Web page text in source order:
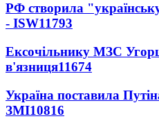
РФ створила
- ISW11793
Ексочільнику МЗС
в'язниця11674
Україна поставила
ЗМІ10816